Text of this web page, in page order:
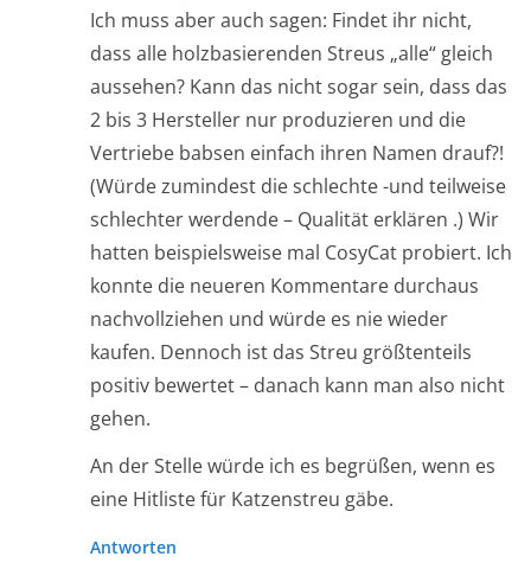
Ich muss aber auch sagen: Findet ihr nicht,
dass alle holzbasierenden Streus „alle“ gleich
aussehen? Kann das nicht sogar sein, dass das
2 bis 3 Hersteller nur produzieren und die
Vertriebe babsen einfach ihren Namen drauf?!
(Würde zumindest die schlechte -und teilweise
schlechter werdende – Qualität erklären .) Wir
hatten beispielsweise mal CosyCat probiert. Ich
konnte die neueren Kommentare durchaus
nachvollziehen und würde es nie wieder
kaufen. Dennoch ist das Streu größtenteils
positiv bewertet – danach kann man also nicht
gehen.
An der Stelle würde ich es begrüßen, wenn es
eine Hitliste für Katzenstreu gäbe.
Antworten